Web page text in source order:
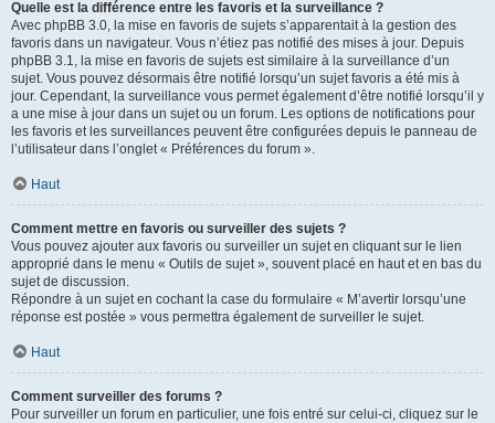
Quelle est la différence entre les favoris et la surveillance ?
Avec phpBB 3.0, la mise en favoris de sujets s’apparentait à la gestion des
favoris dans un navigateur. Vous n’étiez pas notifié des mises à jour. Depuis
phpBB 3.1, la mise en favoris de sujets est similaire à la surveillance d’un
sujet. Vous pouvez désormais être notifié lorsqu’un sujet favoris a été mis à
jour. Cependant, la surveillance vous permet également d’être notifié lorsqu’il y
a une mise à jour dans un sujet ou un forum. Les options de notifications pour
les favoris et les surveillances peuvent être configurées depuis le panneau de
l’utilisateur dans l’onglet « Préférences du forum ».
Haut
Comment mettre en favoris ou surveiller des sujets ?
Vous pouvez ajouter aux favoris ou surveiller un sujet en cliquant sur le lien
approprié dans le menu « Outils de sujet », souvent placé en haut et en bas du
sujet de discussion.
Répondre à un sujet en cochant la case du formulaire « M’avertir lorsqu’une
réponse est postée » vous permettra également de surveiller le sujet.
Haut
Comment surveiller des forums ?
Pour surveiller un forum en particulier, une fois entré sur celui-ci, cliquez sur le